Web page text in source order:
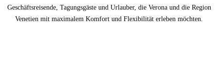
Geschäftsreisende, Tagungsgäste und Urlauber, die Verona und die Region
Venetien mit maximalem Komfort und Flexibilität erleben möchten.